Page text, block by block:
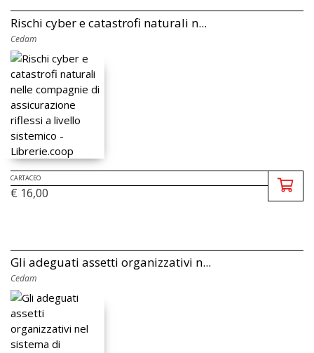
Rischi cyber e catastrofi naturali n...
Cedam
CARTACEO
€ 16,00
Gli adeguati assetti organizzativi n...
Cedam